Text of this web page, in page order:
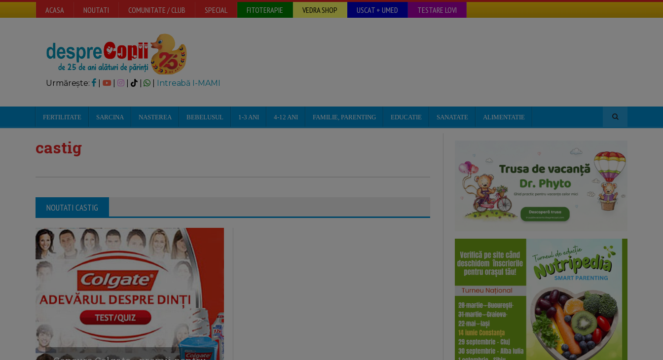
ACASA NOUTATI COMUNITATE / CLUB SPECIAL FITOTERAPIE VEDRA SHOP USCAT + UMED TESTARE LOVI
Urmărește: | | Intreabă I-MAMI
FERTILITATE SARCINA NASTEREA BEBELUSUL 1-3 ANI 4-12 ANI FAMILIE, PARENTING EDUCATIE SANATATE ALIMENTATIE
castig
NOUTATI CASTIG